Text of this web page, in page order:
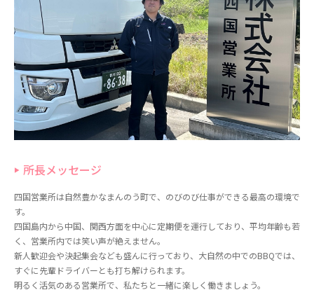
所長メッセージ
四国営業所は自然豊かなまんのう町で、のびのび仕事ができる最高の環境で
す。
四国島内から中国、関西方面を中心に定期便を運行しており、平均年齢も若
く、営業所内では笑い声が絶えません。
新人歓迎会や決起集会なども盛んに行っており、大自然の中でのBBQでは、
すぐに先輩ドライバーとも打ち解けられます。
明るく活気のある営業所で、私たちと一緒に楽しく働きましょう。